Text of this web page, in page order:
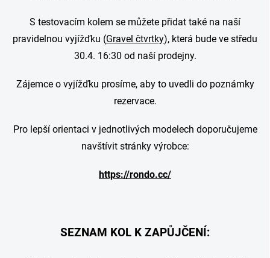
S testovacím kolem se můžete přidat také na naší
pravidelnou vyjížďku (Gravel čtvrtky), která bude ve středu
30.4. 16:30 od naší prodejny.
Zájemce o vyjížďku prosíme, aby to uvedli do poznámky
rezervace.
Pro lepší orientaci v jednotlivých modelech doporučujeme
navštívit stránky výrobce:
https://rondo.cc/
SEZNAM KOL K ZAPŮJČENÍ: